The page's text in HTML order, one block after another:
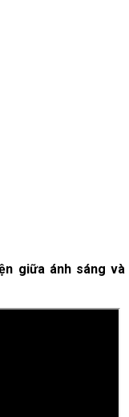
giữa ánh sáng và